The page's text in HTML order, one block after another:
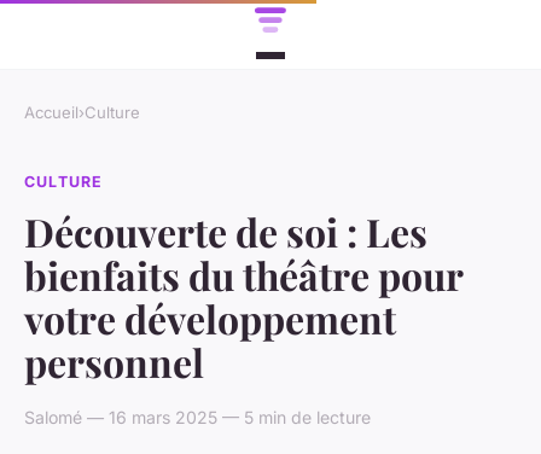
Accueil›Culture
CULTURE
Découverte de soi : Les
bienfaits du théâtre pour
votre développement
personnel
Salomé — 16 mars 2025 — 5 min de lecture